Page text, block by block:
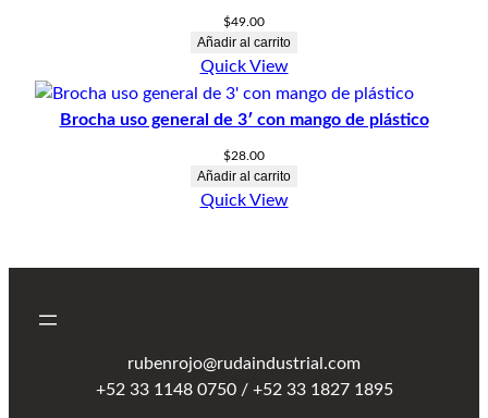
$49.00
Añadir al carrito
Quick View
Brocha uso general de 3′ con mango de plástico
$28.00
Añadir al carrito
Quick View
rubenrojo@rudaindustrial.com
+52 33 1148 0750 / +52 33 1827 1895